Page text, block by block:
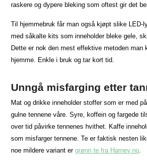
raskere og dypere bleking som oftest gir det
Til hjemmebruk får man også kjøpt slike LED-
med såkalte kits som inneholder bleke gele,
Dette er nok den mest effektive metoden man
hjemme. Enkle i bruk og tar kort tid.
Unngå misfarging etter
Mat og drikke inneholder stoffer som er med
gulne tennene våre. Syre, koffein og fargede
over tid påvirke tennenes hvithet. Kaffe
som misfarger tennene. Te er faktisk nesten
noe mildere variant ergrønn te fra Harney.no